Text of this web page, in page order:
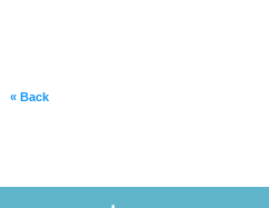
« Back